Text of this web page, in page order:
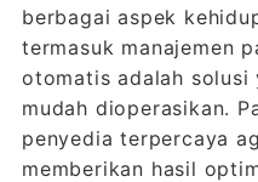
berbagai aspek
termasuk manajemen
otomatis adalah solusi
mudah dioperasikan.
penyedia terpercaya
memberikan hasil